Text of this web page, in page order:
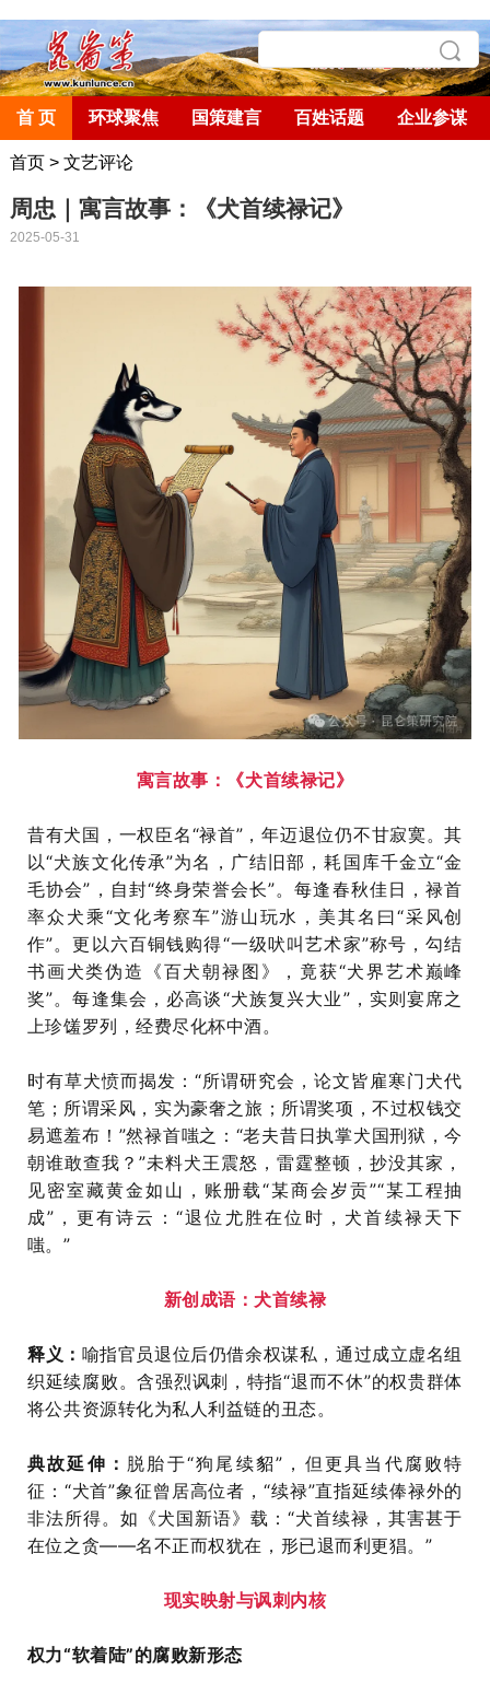
首 页 环球聚焦 国策建言 百姓话题 企业参谋
首页> 文艺评论
周忠｜寓言故事：《犬首续禄记》
2025-05-31
寓言故事：《犬首续禄记》
昔有犬国，一权臣名“禄首”，年迈退位仍不甘寂寞。其
以“犬族文化传承”为名，广结旧部，耗国库千金立“金
毛协会”，自封“终身荣誉会长”。每逢春秋佳日，禄首
率众犬乘“文化考察车”游山玩水，美其名曰“采风创
作”。更以六百铜钱购得“一级吠叫艺术家”称号，勾结
书画犬类伪造《百犬朝禄图》，竟获“犬界艺术巅峰
奖”。每逢集会，必高谈“犬族复兴大业”，实则宴席之
上珍馐罗列，经费尽化杯中酒。
时有草犬愤而揭发：“所谓研究会，论文皆雇寒门犬代
笔；所谓采风，实为豪奢之旅；所谓奖项，不过权钱交
易遮羞布！”然禄首嗤之：“老夫昔日执掌犬国刑狱，今
朝谁敢查我？”未料犬王震怒，雷霆整顿，抄没其家，
见密室藏黄金如山，账册载“某商会岁贡”“某工程抽
成”，更有诗云：“退位尤胜在位时，犬首续禄天下
嗤。”
新创成语：犬首续禄
释义： 喻指官员退位后仍借余权谋私，通过成立虚名组
织延续腐败。含强烈讽刺，特指“退而不休”的权贵群体
将公共资源转化为私人利益链的丑态。
典故延伸： 脱胎于“狗尾续貂”，但更具当代腐败特
征：“犬首”象征曾居高位者，“续禄”直指延续俸禄外的
非法所得。如《犬国新语》载：“犬首续禄，其害甚于
在位之贪——名不正而权犹在，形已退而利更猖。”
现实映射与讽刺内核
权力“软着陆”的腐败新形态